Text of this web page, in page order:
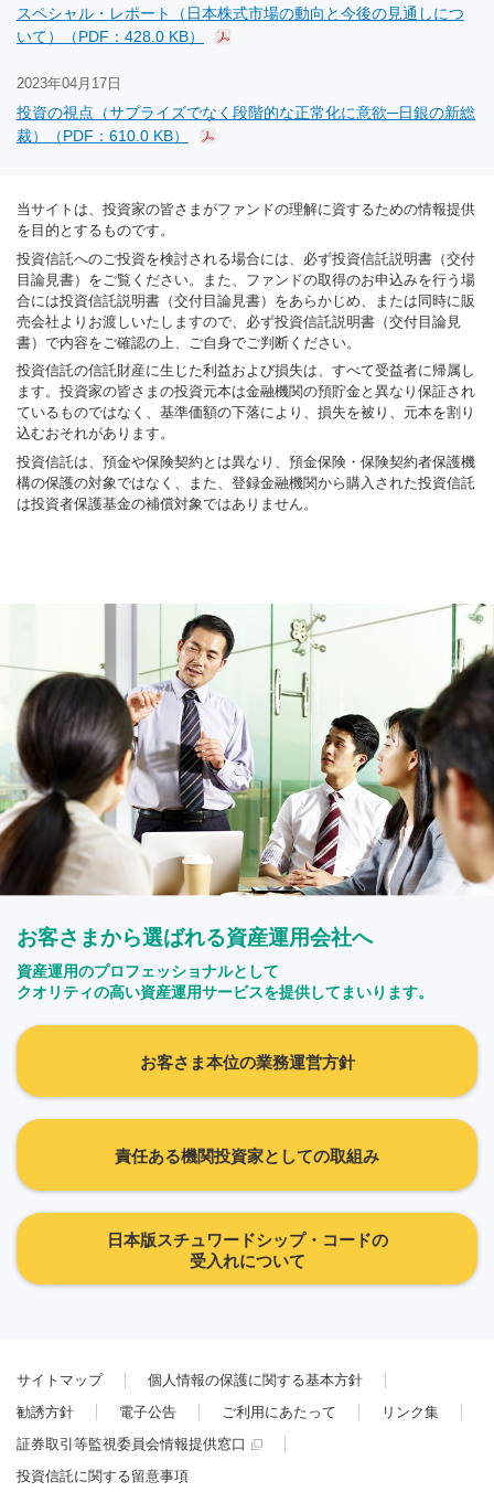
スペシャル・レポート（日本株式市場の動向と今後の見通しにつ
いて）（PDF：428.0 KB）
2023年04月17日
投資の視点（サプライズでなく段階的な正常化に意欲─日銀の新総
裁）（PDF：610.0 KB）
当サイトは、投資家の皆さまがファンドの理解に資するための情報提供
を目的とするものです。
投資信託へのご投資を検討される場合には、必ず投資信託説明書（交付
目論見書）をご覧ください。また、ファンドの取得のお申込みを行う場
合には投資信託説明書（交付目論見書）をあらかじめ、または同時に販
売会社よりお渡しいたしますので、必ず投資信託説明書（交付目論見
書）で内容をご確認の上、ご自身でご判断ください。
投資信託の信託財産に生じた利益および損失は、すべて受益者に帰属し
ます。投資家の皆さまの投資元本は金融機関の預貯金と異なり保証され
ているものではなく、基準価額の下落により、損失を被り、元本を割り
込むおそれがあります。
投資信託は、預金や保険契約とは異なり、預金保険・保険契約者保護機
構の保護の対象ではなく、また、登録金融機関から購入された投資信託
は投資者保護基金の補償対象ではありません。
お客さまから選ばれる資産運用会社へ
資産運用のプロフェッショナルとして
クオリティの高い資産運用サービスを提供してまいります。
お客さま本位の業務運営方針
責任ある機関投資家としての取組み
日本版スチュワードシップ・コードの
受入れについて
サイトマップ
個人情報の保護に関する基本方針
勧誘方針
電子公告 ご利用にあたって
リンク集
証券取引等監視委員会情報提供窓口
投資信託に関する留意事項